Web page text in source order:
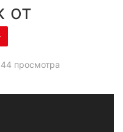
от
просмотра